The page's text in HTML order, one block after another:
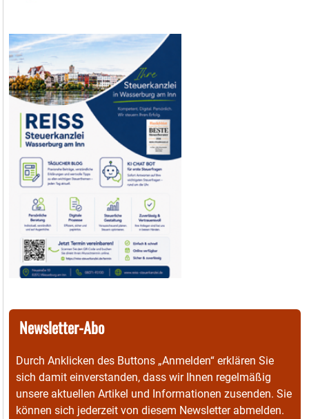
Newsletter-Abo
Durch Anklicken des Buttons „Anmelden“ erklären Sie
sich damit einverstanden, dass wir Ihnen regelmäßig
unsere aktuellen Artikel und Informationen zusenden. Sie
können sich jederzeit von diesem Newsletter abmelden.